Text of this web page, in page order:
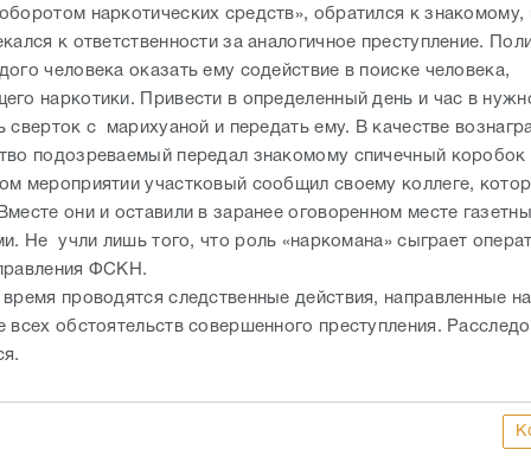
наркотических средств», обратился к знакомому,
к ответственности за аналогичное преступление.
человека оказать ему содействие в поиске человека,
наркотики. Привести в определенный день и час в
сверток с марихуаной и передать ему. В качестве
подозреваемый передал знакомому спичечный коробок
мероприятии участковый сообщил своему коллеге,
они и оставили в заранее оговоренном месте
Не учли лишь того, что роль «наркомана» сыграет
ФСКН.
проводятся следственные действия, направленные на
всех обстоятельств совершенного преступления.